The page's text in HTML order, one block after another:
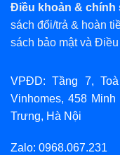
Điều khoản & chính
sách đổi/trả & hoàn
sách bảo mậtvà Điều
VPĐD: Tầng 7,
Vinhomes, 458
Trưng, Hà Nội
Zalo: 0968.067.231